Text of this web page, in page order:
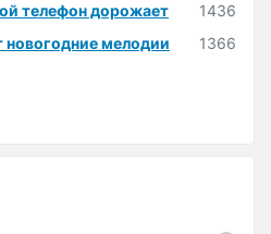
телефон дорожает
1436
новогодние мелодии
1366